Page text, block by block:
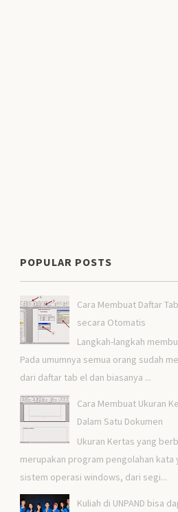
POPULAR POSTS
Cara Membuat Daftar
secara Otomatis
Langkah-langkah
Pada umumnya semua orang sudah
dari daftar tab el dan biasanya ...
Cara Membuat Ukuran
Dalam Satu Dokumen
Ukuran Kertas yang
merupakan program pengolahan
sistem operasi windows, dari segi...
Kuliah di UNPAND bisa